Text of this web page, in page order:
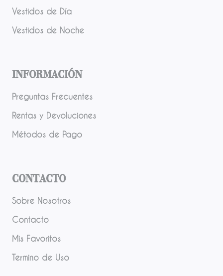
Vestidos de Día
Vestidos de Noche
Información
Preguntas Frecuentes
Rentas y Devoluciones
Métodos de Pago
Contacto
Sobre Nosotros
Contacto
Mis Favoritos
Termino de Uso